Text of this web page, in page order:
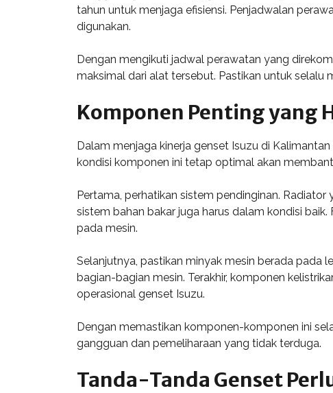
tahun untuk menjaga efisiensi. Penjadwalan
digunakan.
Dengan mengikuti jadwal perawatan yang
maksimal dari alat tersebut. Pastikan untuk
Komponen Penting yang
Dalam menjaga kinerja genset Isuzu di
kondisi komponen ini tetap optimal akan
Pertama, perhatikan sistem pendinginan.
sistem bahan bakar juga harus dalam kondisi
pada mesin.
Selanjutnya, pastikan minyak mesin berada pada
bagian-bagian mesin. Terakhir, komponen
operasional genset Isuzu.
Dengan memastikan komponen-komponen ini
gangguan dan pemeliharaan yang tidak terduga.
Tanda-Tanda Genset